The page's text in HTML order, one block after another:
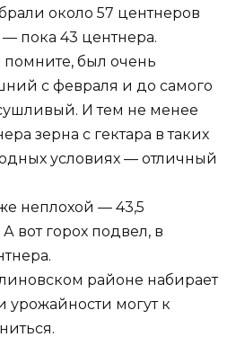
около 57 центнеров
пока 43 центнера.
был очень
с февраля и до самого
И тем не менее
зерна с гектара в таких
условиях — отличный
неплохой — 43,5
вот горох подвел, в
районе набирает
урожайности могут к